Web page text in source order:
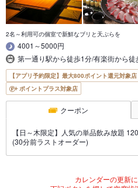
2名～利用可の個室で新鮮なブリと天ぷらを
4001～5000円
第一通り駅から徒歩1分/有楽街から徒
【アプリ予約限定】最大800ポイント還元対象店
ポイントプラス対象店
クーポン
【日～木限定】人気の単品飲み放題
(30分前ラストオーダー)
カレンダーの更新